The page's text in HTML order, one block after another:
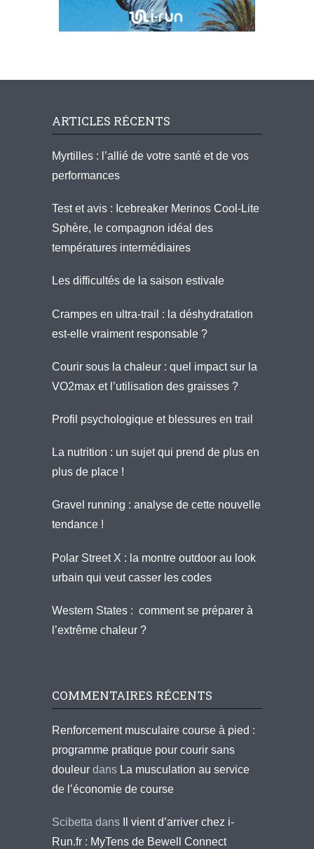
ARTICLES RÉCENTS
Myrtilles : l’allié de votre santé et de vos
performances
Test et avis : Icebreaker Merinos Cool-Lite
Sphère, le compagnon idéal des
températures intermédiaires
Les difficultés de la saison estivale
Crampes en ultra-trail : la déshydratation
est-elle vraiment responsable ?
Courir sous la chaleur : quel impact sur la
VO2max et l’utilisation des graisses ?
Profil psychologique et blessures en trail
La nutrition : un sujet qui prend de plus en
plus de place !
Gravel running : analyse de cette nouvelle
tendance !
Polar Street X : la montre outdoor au look
urbain qui veut casser les codes
Western States : comment se préparer à
l’extrême chaleur ?
COMMENTAIRES RÉCENTS
Renforcement musculaire course à pied :
programme pratique pour courir sans
douleur dans La musculation au service
de l’économie de course
Scibetta dans
Il vient d’arriver chez i-
Run.fr : MyTens de Bewell Connect